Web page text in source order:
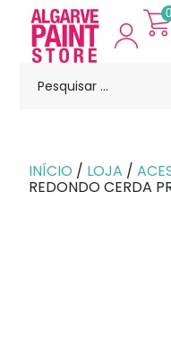
0
INÍCIO / LOJA /
REDONDO CERDA